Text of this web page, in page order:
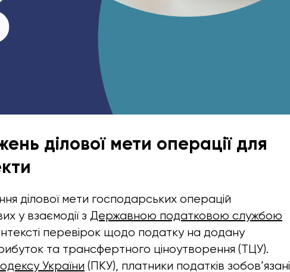
ділової мети операції для
ділової мети господарських операцій
у взаємодії з Державною податковою службою
перевірок щодо податку на додану
та трансфертного ціноутворення (ТЦУ).
України (ПКУ), платники податків зобов’язані